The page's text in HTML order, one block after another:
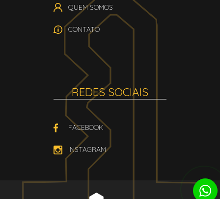
QUEM SOMOS
CONTATO
REDES SOCIAIS
FACEBOOK
INSTAGRAM